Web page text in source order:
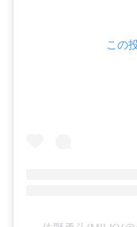
この